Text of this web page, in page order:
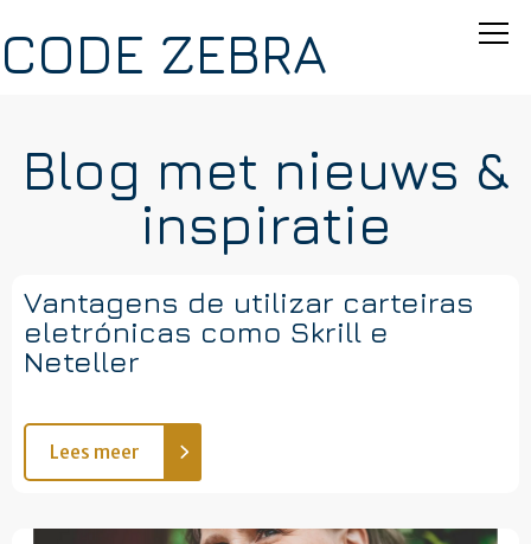
CODE ZEBRA
Blog met nieuws &
inspiratie
Vantagens de utilizar carteiras
eletrónicas como Skrill e
Neteller
Lees meer